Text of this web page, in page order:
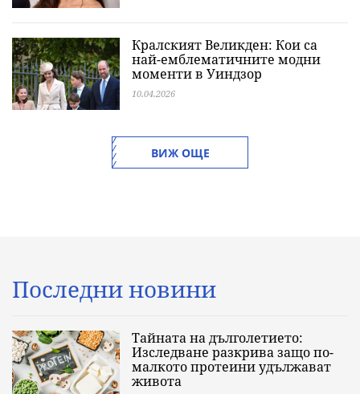
Кралският Великден: Кои са
най-емблематичните модни
моменти в Уиндзор
10.04.2026
ВИЖ ОЩЕ
Последни новини
Тайната на дълголетието:
Изследване разкрива защо по-
малкото протеини удължават
живота